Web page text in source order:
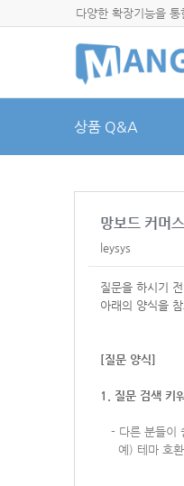
다양한 확장기능을
상품 Q&A
망보드 커머
leysys
질문을 하시기
아래의 양식을
[질문 양식]
1. 질문 검색 키
- 다른 분들이
예) 테마 호환